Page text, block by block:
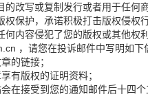
改写或复制发行或者用于任何商
保护，承诺积极打击版权侵权行
内容侵犯了您的版权或其他权
，请您在投诉邮件中写明如下
的链接；
有版权的证明资料；
在接受到您的通知邮件后十四个